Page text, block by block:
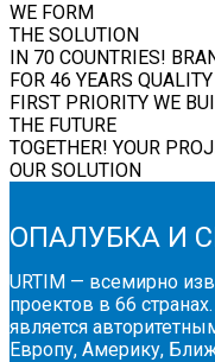
WE FORM
THE SOLUTION
IN 70 COUNTRIES!
FOR 46 YEARS
FIRST PRIORITY WE
THE FUTURE
TOGETHER! YOUR
OUR SOLUTION
ОПАЛУБКА И
URTIM — всемирно
проектов в 66
является
Европу, Америку,